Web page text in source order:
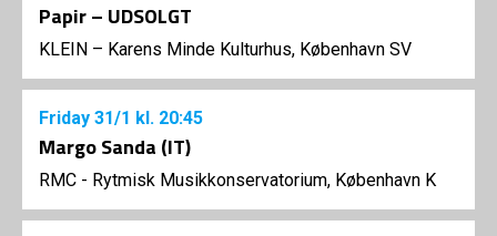
Papir – UDSOLGT
KLEIN – Karens Minde Kulturhus, København SV
Friday 31/1 kl. 20:45
Margo Sanda (IT)
RMC - Rytmisk Musikkonservatorium, København K